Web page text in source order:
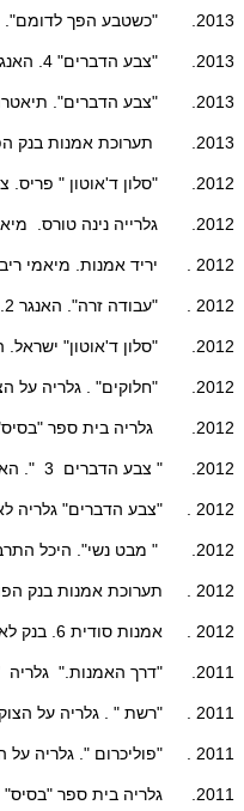
2013. "כשטבע הפך לדומם". גלריה על הצוק. נתניה
2013. "צבע הדברים" 4. האנגר 2. נמל יפו
2013. "צבע הדברים". תיאטרון "הבימה"
2013. תערוכת אמנות בנק הפועלים. תל אביב
2012. "סלון ד'אוטון " פריס. צרפת
2012. גלרייה נינה טורס. מיאמי פלורידה. ארצות הברית
2012 . יריד אמנות. מיאמי ריבר. מיאמי. פלורידה. ארצות הברית
2012 . "עבודה זרה". האנגר 2. נמל יפו
2012. "סלון ד'אוטון" ישראל. האנגר 1. נמל יפו
2012. "חלוקים" . גלריה על הצוק. נתניה
2012. גלריה בית ספר "בסיס" . בית ינאי
2012. " צבע הדברים 3 ". האנגר 2. נמל יפו
2012 . "צבע הדברים" גלריה לאמנות רוסה. בולגריה
2012. " מבט נשי". היכל התרבות. נתניה
2012 . תערוכת אמנות בנק הפועלים. תל אביב
2012 . אמנות סודית 6. בנק לאומי. תל אביב
2011. "דרך האמנות." גלריה "על האגם " רעננה
2011 . "רשת " . גלריה על הצוק. נתניה
2011 . "פוליכרום ". גלריה על הצוק. נתניה
2011. גלריה בית ספר "בסיס" . בית ינאי